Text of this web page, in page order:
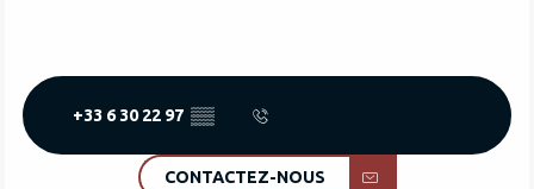
+33 6 30 22 97 ▒▒
CONTACTEZ-NOUS